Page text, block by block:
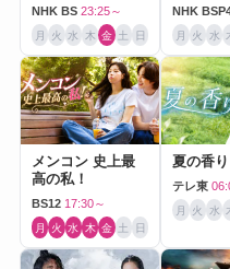
NHK BS 23:25～
月 火 水 木 金 土 日
NHK
月 火 水
メンコン 史上最
高の私！
BS12 17:30～
月 火 水 木 金 土 日
夏の香り
テレ東
月 火 水